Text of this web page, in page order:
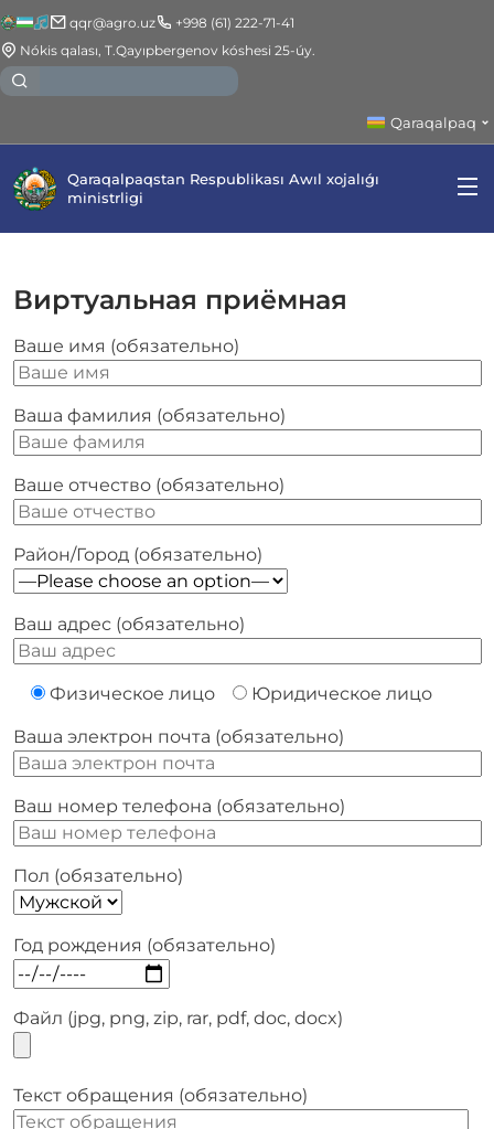
qqr@agro.uz
+998 (61) 222-71-41
Nókis qalası, T.Qayıpbergenov kóshesi 25-úy.
Qaraqalpaq
Qaraqalpaqstan Respublikası Awıl xojalıǵı
ministrligi
Виртуальная приёмная
Ваше имя (обязательно)
Ваша фамилия (обязательно)
Ваше отчество (обязательно)
Район/Город (обязательно)
Ваш адрес (обязательно)
Физическое лицо Юридическое лицо
Ваша электрон почта (обязательно)
Ваш номер телефона (обязательно)
Пол (обязательно)
Год рождения (обязательно)
Файл (jpg, png, zip, rar, pdf, doc, docx)
Текст обращения (обязательно)